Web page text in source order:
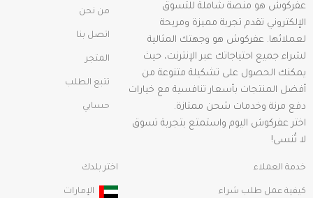
عفركوش هو منصة شاملة للتسوق
الإلكتروني تقدم تجربة مميزة ومريحة
لعملائها. عفركوش هو وجهتك المثالية
لشراء جميع احتياجاتك عبر الإنترنت، حيث
يمكنك الحصول على تشكيلة متنوعة من
أفضل المنتجات بأسعار تنافسية مع خيارات
دفع مرنة وخدمات شحن ممتازة.
اختر عفركوش اليوم واستمتع بتجربة تسوق
لا تُنسى!
من نحن
اتصل بنا
المتجر
تتبع الطلب
حسابي
خدمة العملاء
كيفية عمل طلب شراء
اختر بلدك
الإمارات